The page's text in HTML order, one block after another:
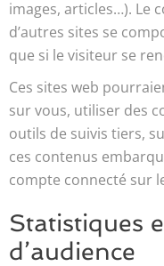
images, articles…). Le
d’autres sites se
que si le visiteur se
Ces sites web
sur vous, utiliser des
outils de suivis tiers,
ces contenus
compte connecté sur
Statistiques
d’audience